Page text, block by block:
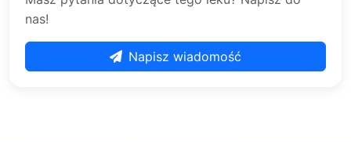
nas!
Napisz wiadomość